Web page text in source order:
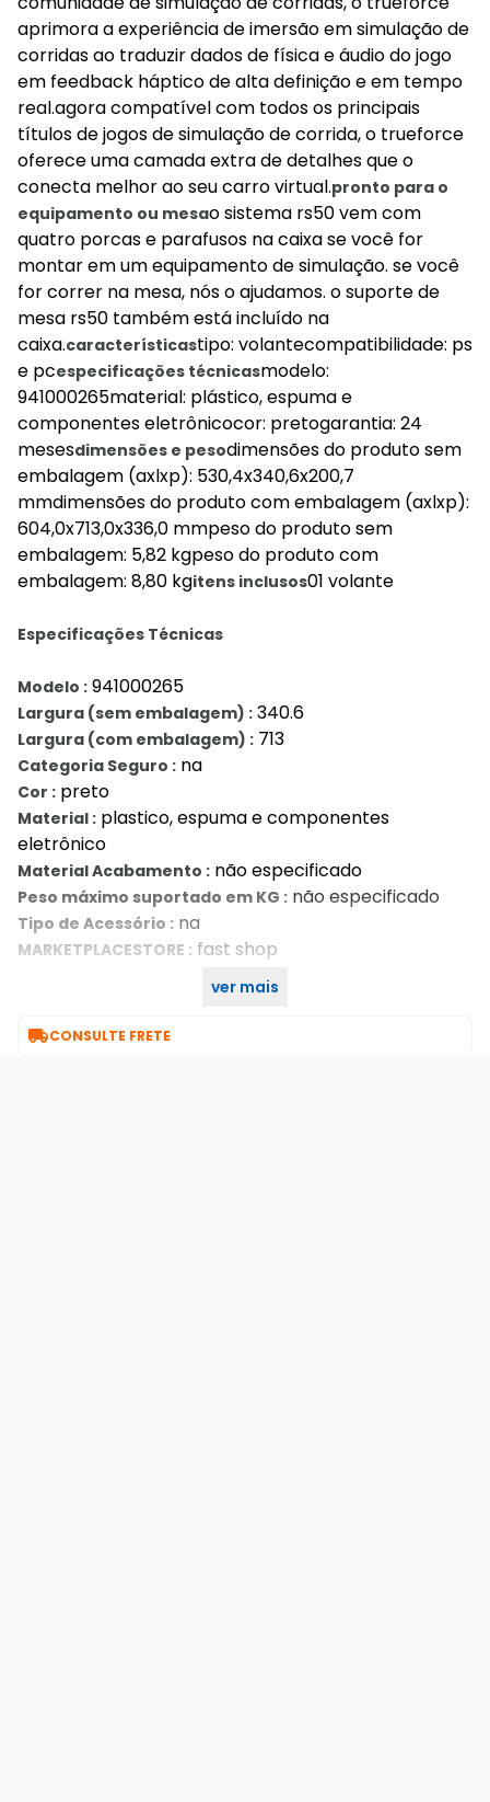
aprimora a experiência de imersão em simulação de
corridas ao traduzir dados de física e áudio do jogo
em feedback háptico de alta definição e em tempo
real.agora compatível com todos os principais
títulos de jogos de simulação de corrida, o trueforce
oferece uma camada extra de detalhes que o
conecta melhor ao seu carro virtual.pronto para o
equipamento ou mesao sistema rs50 vem com
quatro porcas e parafusos na caixa se você for
montar em um equipamento de simulação. se você
for correr na mesa, nós o ajudamos. o suporte de
mesa rs50 também está incluído na
caixa.característicastipo: volantecompatibilidade: ps
e pcespecificações técnicasmodelo:
941000265material: plástico, espuma e
componentes eletrônicocor: pretogarantia: 24
mesesdimensões e pesodimensões do produto sem
embalagem (axlxp): 530,4x340,6x200,7
mmdimensões do produto com embalagem (axlxp):
604,0x713,0x336,0 mmpeso do produto sem
embalagem: 5,82 kgpeso do produto com
embalagem: 8,80 kgitens inclusos01 volante
Especificações Técnicas
Modelo : 941000265
Largura (sem embalagem) : 340.6
Largura (com embalagem) : 713
Categoria Seguro : na
Cor : preto
Material : plastico, espuma e componentes
eletrônico
Material Acabamento : não especificado
Peso máximo suportado em KG : não especificado
Tipo de Acessório : na
MARKETPLACESTORE : fast shop
ver mais
CONSULTE FRETE